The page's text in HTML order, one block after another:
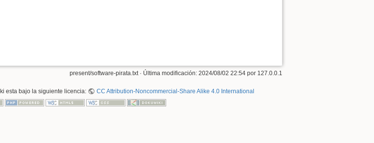
present/software-pirata.txt· Última modificación: 2024/08/02 22:54 por 127.0.0.1
esta bajo la siguiente licencia: CC Attribution-Noncommercial-Share Alike 4.0 International